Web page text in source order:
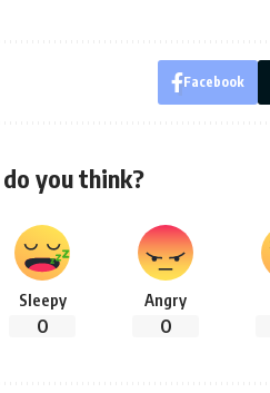
Facebook
you think?
Sleepy
0
Angry
0